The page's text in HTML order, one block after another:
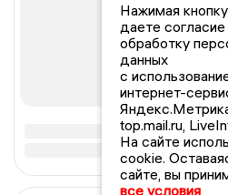
Нажимая
даете согласие
обработку
данных
с
интернет-
top.mail.ru,
На сайте
cookie.
сайте, вы
все условия